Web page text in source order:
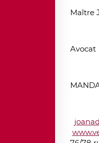
Maître
Avocat